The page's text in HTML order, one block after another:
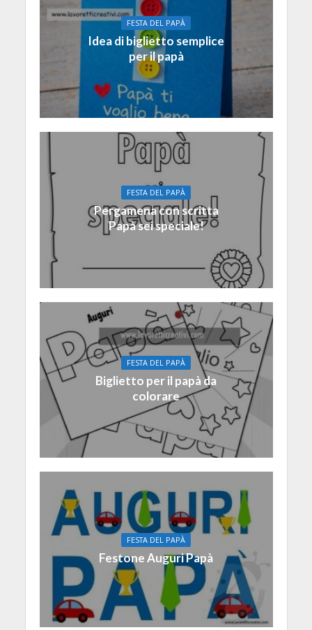
FESTA DEL PAPÀ
Idea di biglietto semplice
per il papà
FESTA DEL PAPÀ
Pergamena con scritta
Papà sei speciale!
FESTA DEL PAPÀ
Biglietto per il papà da
colorare
FESTA DEL PAPÀ
Festone Auguri Papà